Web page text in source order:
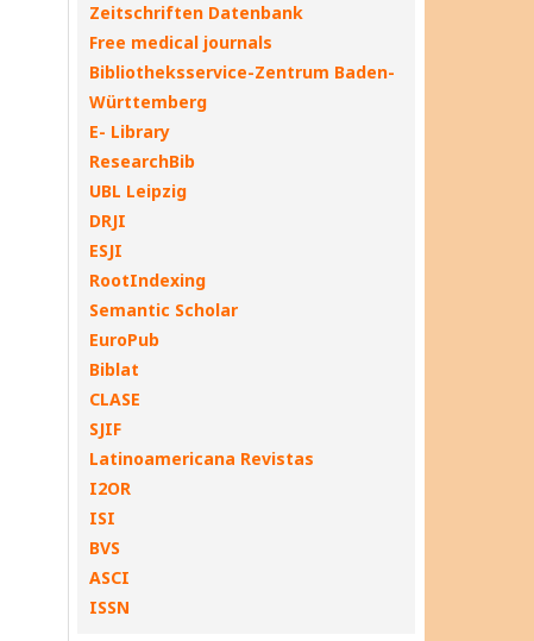
Zeitschriften Datenbank
Free medical journals
Bibliotheksservice-Zentrum Baden-
Württemberg
E- Library
ResearchBib
UBL Leipzig
DRJI
ESJI
RootIndexing
Semantic Scholar
EuroPub
Biblat
CLASE
SJIF
Latinoamericana Revistas
I2OR
ISI
BVS
ASCI
ISSN